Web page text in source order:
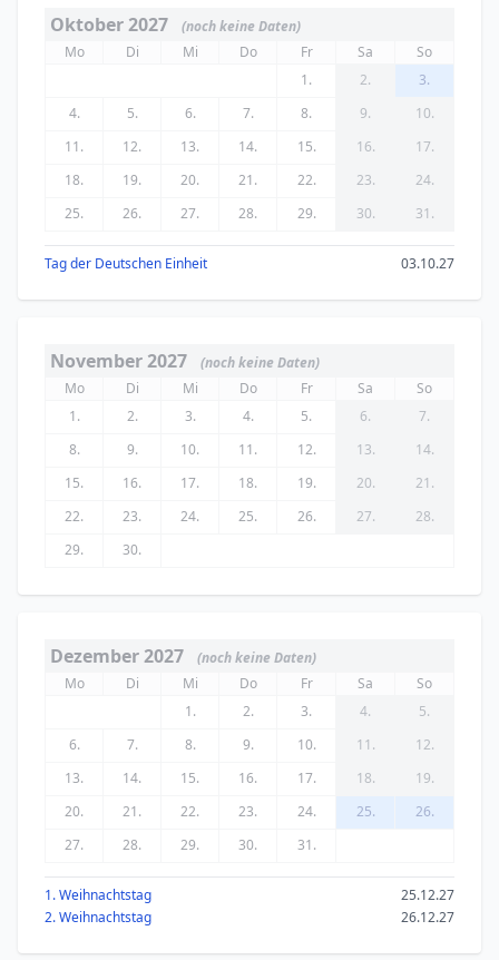
Oktober 2027
(noch keine Daten)
Mo
Di Mi Do Fr Sa
So
1.
2.
3.
4.
5. 6. 7. 8. 9.
10.
11.
12. 13. 14. 15. 16.
17.
18.
19. 20. 21. 22. 23.
24.
25.
26. 27. 28. 29. 30. 31.
Tag der Deutschen Einheit 03.10.27
November 2027
(noch keine Daten)
Mo
Di Mi Do Fr Sa
So
1.
2. 3. 4. 5. 6.
7.
8.
9. 10. 11. 12. 13.
14.
15.
16. 17. 18. 19. 20.
21.
22.
23. 24. 25. 26. 27.
28.
29.
30.
Dezember 2027
(noch keine Daten)
Mo
Di Mi Do Fr Sa
So
1.
2. 3. 4.
5.
6.
7. 8. 9. 10. 11.
12.
13.
14. 15. 16. 17. 18.
19.
20.
21. 22. 23. 24. 25.
26.
27.
28. 29. 30. 31.
1. Weihnachtstag
25.12.27
2. Weihnachtstag
26.12.27